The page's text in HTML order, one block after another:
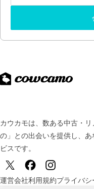
カウカモは、数ある中古・
の」との出会いを提供し、 あ
ビスです。
運営会社利用規約プライバシ